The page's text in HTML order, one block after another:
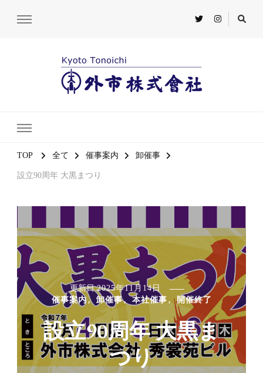
TOP 全て 催事案内 卸催事
設立90周年 大黒まつり
更新日2025年11月14日
催事案内
卸催事 本社催事 開催終了
設立90周年 大黒ま
つり